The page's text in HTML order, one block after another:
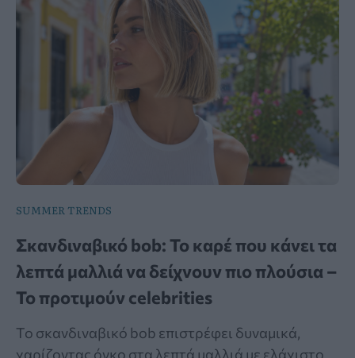
SUMMER TRENDS
Σκανδιναβικό bob: Το καρέ που κάνει τα
λεπτά μαλλιά να δείχνουν πιο πλούσια –
Το προτιμούν celebrities
Το σκανδιναβικό bob επιστρέφει δυναμικά,
χαρίζοντας όγκο στα λεπτά μαλλιά με ελάχιστο